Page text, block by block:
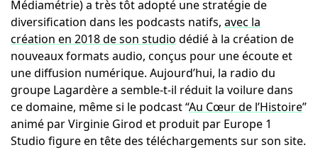
Médiamétrie) a très tôt adopté une stratégie de
diversification dans les podcasts natifs, avec la
création en 2018 de son studio dédié à la création de
nouveaux formats audio, conçus pour une écoute et
une diffusion numérique. Aujourd’hui, la radio du
groupe Lagardère a semble-t-il réduit la voilure dans
ce domaine, même si le podcast “Au Cœur de l’Histoire”
animé par Virginie Girod et produit par Europe 1
Studio figure en tête des téléchargements sur son site.